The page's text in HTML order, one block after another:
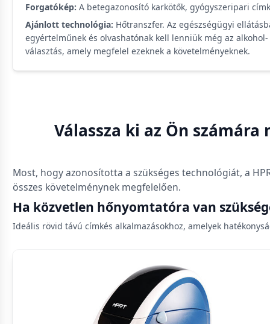
Forgatókép: A betegazonosító karkötők, gyógyszeripari
Ajánlott technológia: Hőtranszfer. Az egészségügyi
egyértelműnek és olvashatónak kell lenniük még az
választás, amely megfelel ezeknek a követelményeknek.
Válassza ki az Ön
Most, hogy azonosította a szükséges technológiát, a
összes követelménynek megfelelően.
Ha közvetlen hőnyomtatóra van
Ideális rövid távú címkés alkalmazásokhoz, amelyek